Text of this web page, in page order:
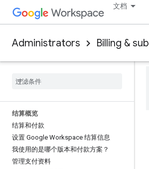
文档
Administrators Billing &
结算概览
结算和付款
设置 Google Workspace 结算信息
我使用的是哪个版本和付款方案？
管理支付资料